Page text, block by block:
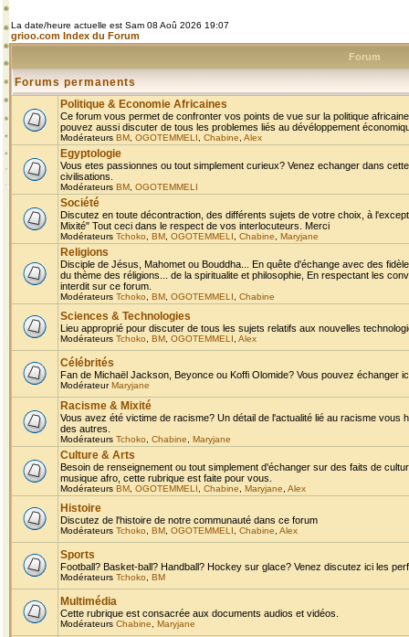
La date/heure actuelle est Sam 08 Aoû 2026 19:07
grioo.com Index du Forum
Forum
Forums permanents
Politique & Economie Africaines
Ce forum vous permet de confronter vos points de vue sur la politique
pouvez aussi discuter de tous les problemes liés au dévéloppement
Modérateurs BM OGOTEMMELI Chabine Alex
Egyptologie
Vous etes passionnes ou tout simplement curieux? Venez echanger dans
civilisations.
Modérateurs BM OGOTEMMELI
Société
Discutez en toute décontraction, des différents sujets de votre choix, à
Mixité" Tout ceci dans le respect de vos interlocuteurs. Merci
Modérateurs Tchoko BM OGOTEMMELI Chabine Maryjane
Religions
Disciple de Jésus, Mahomet ou Bouddha... En quête d'échange avec des
du thème des réligions... de la spiritualite et philosophie, En respectant les
interdit sur ce forum.
Modérateurs Tchoko BM OGOTEMMELI Chabine
Sciences & Technologies
Lieu approprié pour discuter de tous les sujets relatifs aux nouvelles
Modérateurs Tchoko BM OGOTEMMELI Alex
Célébrités
Fan de Michaël Jackson, Beyonce ou Koffi Olomide? Vous pouvez échanger
ModérateurMaryjane
Racisme & Mixité
Vous avez été victime de racisme? Un détail de l'actualité lié au racisme
des autres.
Modérateurs Tchoko Chabine Maryjane
Culture & Arts
Besoin de renseignement ou tout simplement d'échanger sur des faits de
musique afro, cette rubrique est faite pour vous.
Modérateurs BM OGOTEMMELI Chabine Maryjane Alex
Histoire
Discutez de l'histoire de notre communauté dans ce forum
Modérateurs Tchoko BM OGOTEMMELI Chabine Alex
Sports
Football? Basket-ball? Handball? Hockey sur glace? Venez discutez ici les
Modérateurs Tchoko BM
Multimédia
Cette rubrique est consacrée aux documents audios et vidéos.
Modérateurs Chabine Maryjane